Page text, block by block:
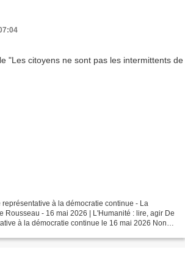
représentative à la démocratie continue - La
Rousseau - 16 mai 2026 | L'Humanité : lire, agir De
à la démocratie continue le 16 mai 2026 Non,